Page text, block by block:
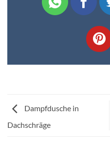
Dampfdusche in
Dachschräge